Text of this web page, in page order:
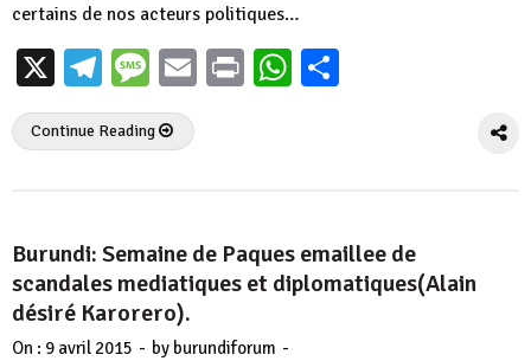
certains de nos acteurs politiques…
X Telegram
Message
EmailPrintWhatsApp
Continue Reading
Burundi: Semaine de Paques emaillee de
scandales mediatiques et diplomatiques(Alain
désiré Karorero).
On : 9 avril 2015 - by burundiforum -